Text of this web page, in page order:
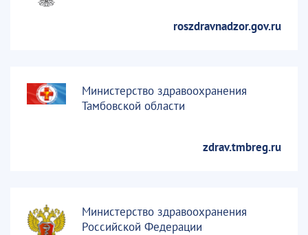
roszdravnadzor.gov.ru
Министерство здравоохранения
Тамбовской области
zdrav.tmbreg.ru
Министерство здравоохранения
Российской Федерации